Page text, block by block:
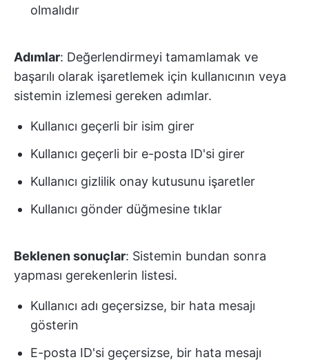
olmalıdır
Adımlar: Değerlendirmeyi tamamlamak ve
başarılı olarak işaretlemek için kullanıcının veya
sistemin izlemesi gereken adımlar.
Kullanıcı geçerli bir isim girer
Kullanıcı geçerli bir e-posta ID'si girer
Kullanıcı gizlilik onay kutusunu işaretler
Kullanıcı gönder düğmesine tıklar
Beklenen sonuçlar: Sistemin bundan sonra
yapması gerekenlerin listesi.
Kullanıcı adı geçersizse, bir hata mesajı
gösterin
E-posta ID'si geçersizse, bir hata mesajı